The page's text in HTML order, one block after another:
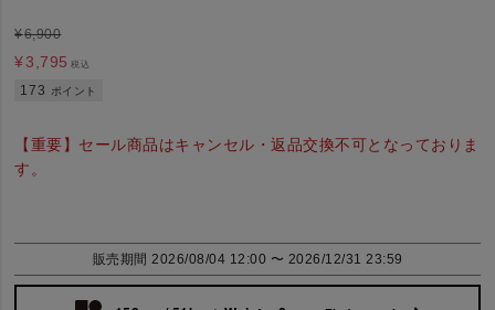
¥6,900
¥3,795 税込
173 ポイント
【重要】セール商品はキャンセル・返品交換不可となっておりま
す。
販売期間 2026/08/04 12:00 〜 2026/12/31 23:59